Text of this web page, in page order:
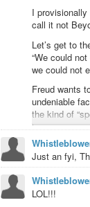
I
call it not
Let’s get to
“We could
we could not
Freud wants
undeniable
the kind of
have served
only
Freud’s part,
by the
maximize in
The reality
Just an fyi,
LOL!!!